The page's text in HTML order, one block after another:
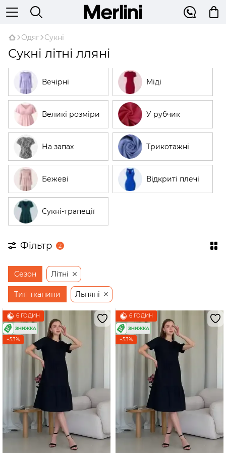
Одяг Сукні
Сукні літні лляні
Вечірні Міді
Великі розміри У рубчик
На запах Трикотажні
Бежеві Відкриті плечі
Сукні-трапеції
Фільтр 2
Сезон Літні
Тип тканини Льняні
6 ГОДИН
−53%
6 ГОДИН
−53%